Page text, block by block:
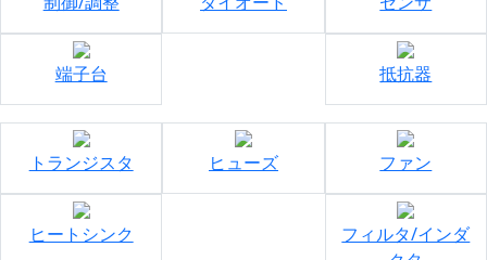
端子台 抵抗器
トランジスタ ヒューズ ファン
ヒートシンク
フィルタ/インダ